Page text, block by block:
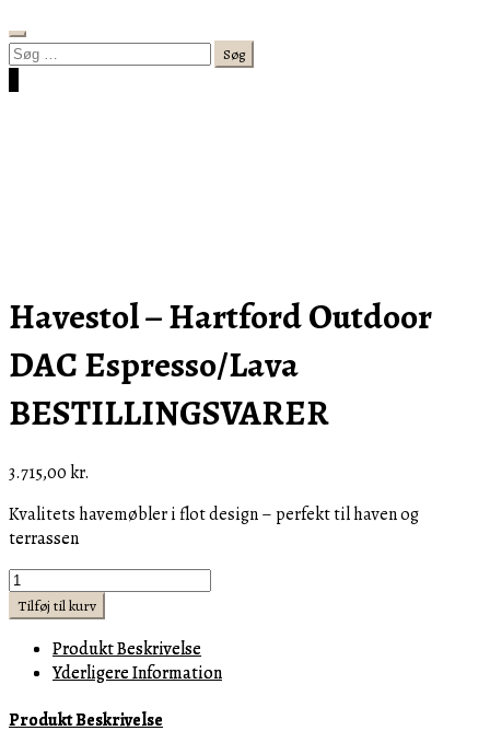
Search
Søg
efter:
Havestol – Hartford Outdoor
DAC Espresso/Lava
BESTILLINGSVARER
3.715,00kr.
Kvalitets havemøbler i flot design – perfekt til haven og
terrassen
Havestol
Hartford
Outdoor
DAC
BESTILLINGSVARER
Tilføj til kurv
Produkt Beskrivelse
Yderligere Information
Produkt Beskrivelse